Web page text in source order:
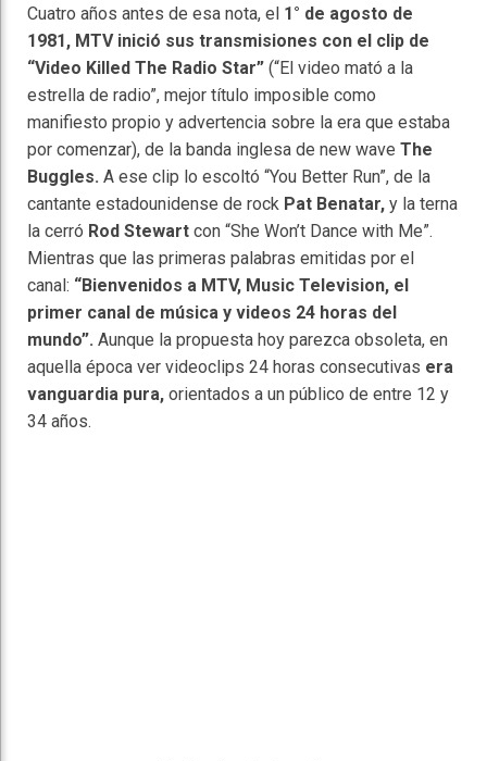
Cuatro años antes de esa nota, el 1° de agosto de
1981, MTV inició sus transmisiones con el clip de
“Video Killed The Radio Star” (“El video mató a la
estrella de radio”, mejor título imposible como
manifiesto propio y advertencia sobre la era que estaba
por comenzar), de la banda inglesa de new wave The
Buggles. A ese clip lo escoltó “You Better Run”, de la
cantante estadounidense de rock Pat Benatar, y la terna
la cerró Rod Stewart con “She Won’t Dance with Me”.
Mientras que las primeras palabras emitidas por el
canal: “Bienvenidos a MTV, Music Television, el
primer canal de música y videos 24 horas del
mundo”. Aunque la propuesta hoy parezca obsoleta, en
aquella época ver videoclips 24 horas consecutivas era
vanguardia pura, orientados a un público de entre 12 y
34 años.